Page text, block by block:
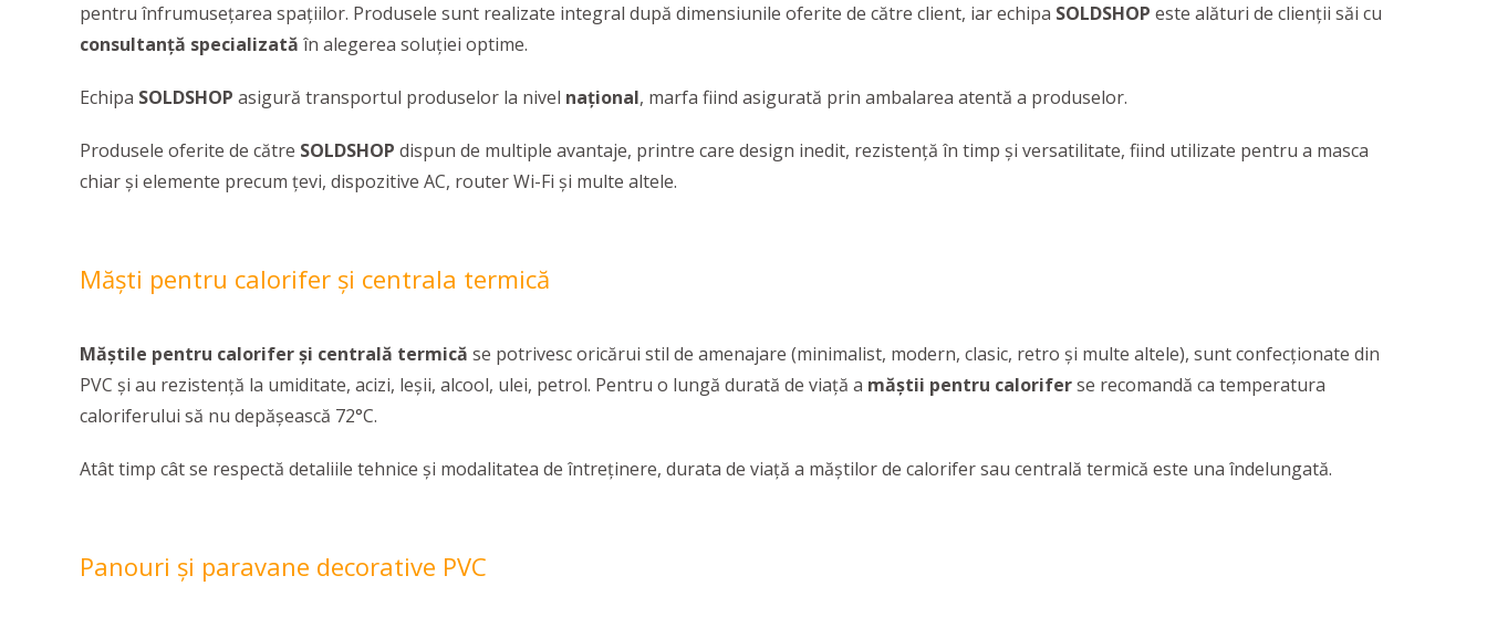
pentru înfrumuseţarea spaţiilor. Produsele sunt realizate integral după dimensiunile oferite de către client, iar echipa SOLDSHOP este alături de clienţii săi cu
consultanţă specializată în alegerea soluţiei optime.
Echipa SOLDSHOP asigură transportul produselor la nivel naţional, marfa fiind asigurată prin ambalarea atentă a produselor.
Produsele oferite de către SOLDSHOP dispun de multiple avantaje, printre care design inedit, rezistenţă în timp şi versatilitate, fiind utilizate pentru a masca
chiar şi elemente precum ţevi, dispozitive AC, router Wi-Fi şi multe altele.
Măşti pentru calorifer şi centrala termică
Măștile pentru calorifer şi centrală termică se potrivesc oricărui stil de amenajare (minimalist, modern, clasic, retro și multe altele), sunt confecționate din
PVC și au rezistență la umiditate, acizi, leșii, alcool, ulei, petrol. Pentru o lungă durată de viață a măștii pentru caloriferse recomandă ca temperatura
caloriferului să nu depășească 72°C.
Atât timp cât se respectă detaliile tehnice și modalitatea de întreținere, durata de viață a măștilor de calorifer sau centrală termică este una îndelungată.
Panouri şi paravane decorative PVC